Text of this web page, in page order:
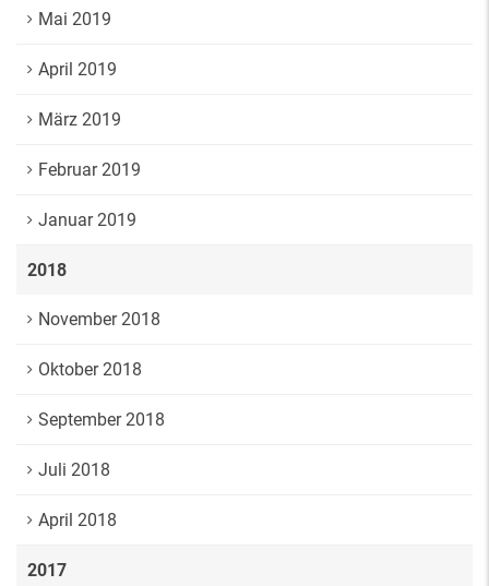
Mai 2019
April 2019
März 2019
Februar 2019
Januar 2019
2018
November 2018
Oktober 2018
September 2018
Juli 2018
April 2018
2017